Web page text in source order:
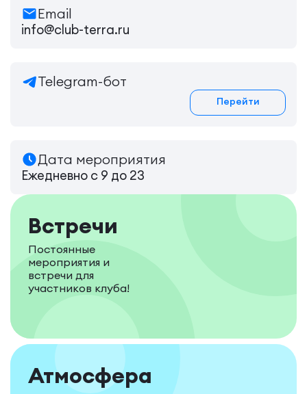
Email
info@club-terra.ru
Telegram-бот
Перейти
Дата мероприятия
Ежедневно с 9 до 23
Встречи
Постоянные
мероприятия и
встречи для
участников клуба!
Атмосфера